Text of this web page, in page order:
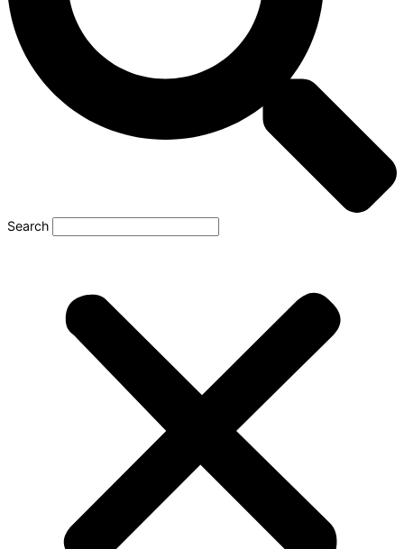
Search